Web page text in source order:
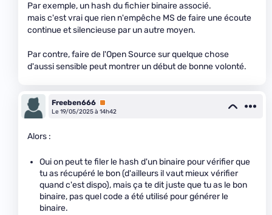
Par exemple, un hash du fichier binaire associé.
mais c'est vrai que rien n'empêche MS de faire une écoute
continue et silencieuse par un autre moyen.
Par contre, faire de l'Open Source sur quelque chose
d'aussi sensible peut montrer un début de bonne volonté.
Freeben666 Premium
Le 19/05/2025 à 14h42
Alors :
Oui on peut te filer le hash d'un binaire pour vérifier que
tu as récupéré le bon (d'ailleurs il vaut mieux vérifier
quand c'est dispo), mais ça te dit juste que tu as le bon
binaire, pas quel code a été utilisé pour générer le
binaire.